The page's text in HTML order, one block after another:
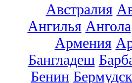
Австралия
Ангилья Ангола
Армения
Бангладеш
Бенин